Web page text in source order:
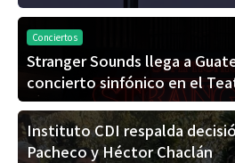
Conciertos
Stranger Sounds llega a
concierto sinfónico en el
Instituto CDI respalda
Pacheco y Héctor Chaclán